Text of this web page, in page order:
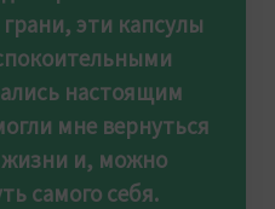
эти капсулы
настоящим
мне вернуться
и, можно
самого себя.